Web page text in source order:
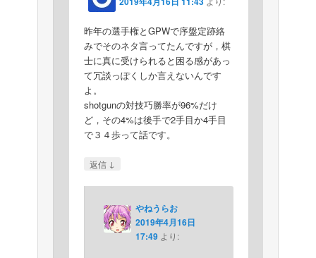
昨年の選手権とGPWで序盤定跡絡
みでそのネタ言ってたんですが，棋
士に真に受けられると困る感があっ
て冗談っぽくしか言えないんです
よ。
shotgunの対技巧勝率が96%だけ
ど，その4%は後手で2手目か4手目
で３４歩って話です。
返信 ↓
やねうらお
2019年4月16日
17:49 より: